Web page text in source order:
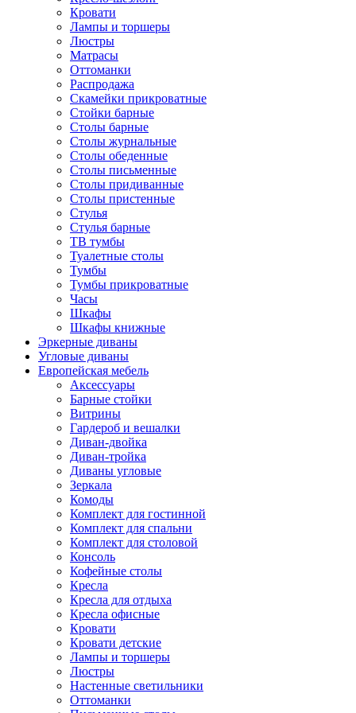
Кровати
Лампы и торшеры
Люстры
Матрасы
Оттоманки
Распродажа
Скамейки прикроватные
Стойки барные
Столы барные
Столы журнальные
Столы обеденные
Столы письменные
Столы придиванные
Столы пристенные
Стулья
Стулья барные
ТВ тумбы
Туалетные столы
Тумбы
Тумбы прикроватные
Часы
Шкафы
Шкафы книжные
Эркерные диваны
Угловые диваны
Европейская мебель
Аксессуары
Барные стойки
Витрины
Гардероб и вешалки
Диван-двойка
Диван-тройка
Диваны угловые
Зеркала
Комоды
Комплект для гостинной
Комплект для спальни
Комплект для столовой
Консоль
Кофейные столы
Кресла
Кресла для отдыха
Кресла офисные
Кровати
Кровати детские
Лампы и торшеры
Люстры
Настенные светильники
Оттоманки